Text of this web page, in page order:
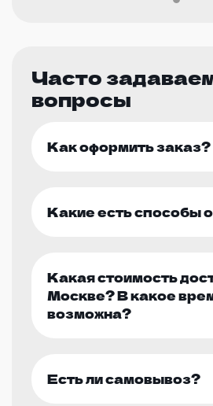
Часто
вопросы
Как оформить заказ?
Какие есть способы
Какая стоимость
Москве? В какое
возможна?
Есть ли самовывоз?